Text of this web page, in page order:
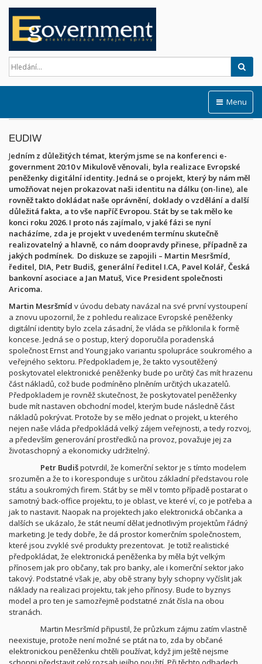
Menu
EUDIW
Jedním z důležitých témat, kterým jsme se na konferenci e-
government 20:10 v Mikulově věnovali, byla realizace Evropské
peněženky digitální identity. Jedná se o projekt, který by nám měl
umožňovat nejen prokazovat naši identitu na dálku (on-line), ale
rovněž takto dokládat naše oprávnění, doklady o vzdělání a další
důležitá fakta, a to vše napříč Evropou. Stát by se tak mělo ke
konci roku 2026. I proto nás zajímalo, v jaké fázi se nyní
nacházíme, zda je projekt v uvedeném termínu skutečně
realizovatelný a hlavně, co nám doopravdy přinese, případně za
jakých podmínek. Do diskuze se zapojili – Martin Mesršmíd,
ředitel, DIA, Petr Budiš, generální ředitel I.CA, Pavel Kolář, Česká
bankovní asociace a Jan Matuš, Vice President společnosti
Aricoma.
Martin Mesršmíd v úvodu debaty navázal na své první vystoupení
a znovu upozornil, že z pohledu realizace Evropské peněženky
digitální identity bylo zcela zásadní, že vláda se přiklonila k formě
koncese. Jedná se o postup, který doporučila poradenská
společnost Ernst and Young jako variantu spolupráce soukromého a
veřejného sektoru. Předpokladem je, že takto vysoutěžený
poskytovatel elektronické peněženky bude po určitý čas mít hrazenu
část nákladů, což bude podmíněno plněním určitých ukazatelů.
Předpokladem je rovněž skutečnost, že poskytovatel peněženky
bude mít nastaven obchodní model, kterým bude následně část
nákladů pokrývat. Protože by se mělo jednat o projekt, u kterého
nejen naše vláda předpokládá velký zájem veřejnosti, a tedy rozvoj,
a především generování prostředků na provoz, považuje jej za
životaschopný a ekonomicky udržitelný.
Petr Budišpotvrdil, že komerční sektor je s tímto modelem
srozuměn a že to i koresponduje s určitou základní představou role
státu a soukromých firem. Stát by se měl v tomto případě postarat o
samotný back-office projektu, to je oblast, ve které ví, co je potřeba a
jak to nastavit. Naopak na projektech jako elektronická občanka a
dalších se ukázalo, že stát neumí dělat jednotlivým projektům řádný
marketing. Je tedy dobře, že dá prostor komerčním společnostem,
které jsou zvyklé své produkty prezentovat. Je totiž realistické
předpokládat, že elektronická peněženka by měla být velkým
přínosem jak pro občany, tak pro banky, ale i komerční sektor jako
takový. Podstatné však je, aby obě strany byly schopny vyčíslit jak
náklady na realizaci projektu, tak jeho přínosy. Bude to byznys
model a pro ten je samozřejmě podstatné znát čísla na obou
stranách.
Martin Mesršmíd připustil, že průzkum zájmu zatím vlastně
neexistuje, protože není možné se ptát na to, zda by občané
elektronickou peněženku chtěli používat, když jim ještě nejsme